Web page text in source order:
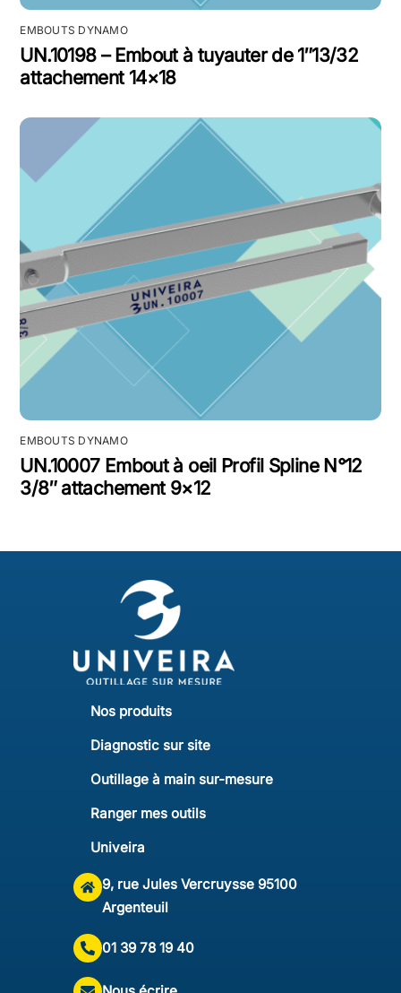
EMBOUTS DYNAMO
UN.10198 – Embout à tuyauter de 1″13/32
attachement 14×18
EMBOUTS DYNAMO
UN.10007 Embout à oeil Profil Spline N°12
3/8″ attachement 9×12
Nos produits
Diagnostic sur site
Outillage à main sur-mesure
Ranger mes outils
Univeira
9, rue Jules Vercruysse 95100
Argenteuil
01 39 78 19 40